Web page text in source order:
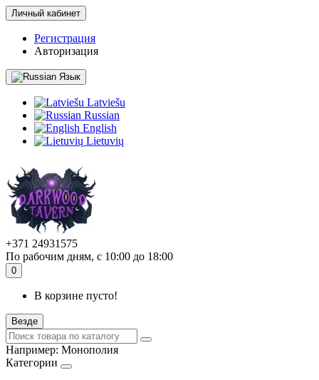
Личный кабинет
Регистрация
Авторизация
Язык
Latviešu
Russian
English
Lietuvių
+371 24931575
По рабочим дням, с 10:00 до 18:00
0
В корзине пусто!
Везде
Например: Монополия
Категории